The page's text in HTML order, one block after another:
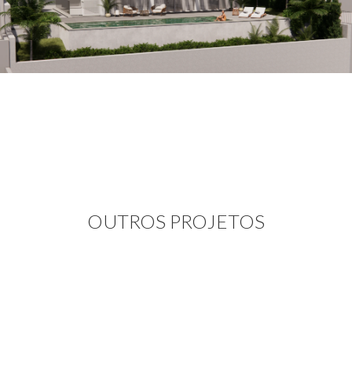
OUTROS PROJETOS